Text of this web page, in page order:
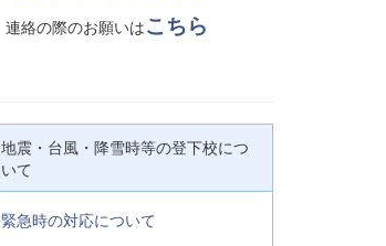
連絡の際のお願いはこちら
地震・台風・降雪時等の登下校につ
いて
緊急時の対応について